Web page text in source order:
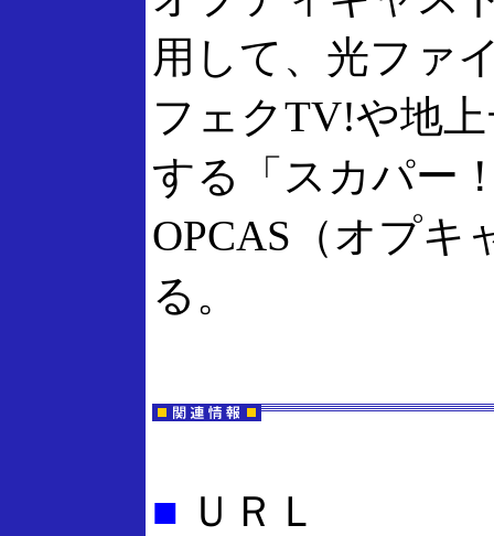
用して、光ファ
フェクTV!や地
する「スカパー
OPCAS（オプキ
る。
■ ＵＲＬ